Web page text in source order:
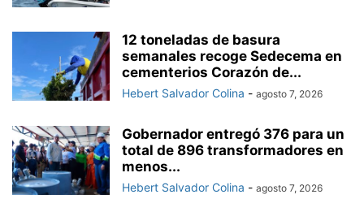
12 toneladas de basura
semanales recoge Sedecema en
cementerios Corazón de...
Hebert Salvador Colina - agosto 7, 2026
Gobernador entregó 376 para un
total de 896 transformadores en
menos...
Hebert Salvador Colina - agosto 7, 2026